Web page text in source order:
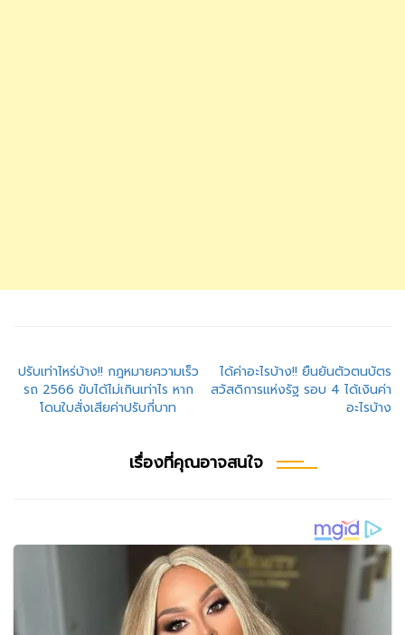
แนะแนว
เรื่อง
ปรับเท่าไหร่บ้าง!! กฎหมายความเร็ว
รถ 2566 ขับได้ไม่เกินเท่าไร หาก
โดนใบสั่งเสียค่าปรับกี่บาท
ได้ค่าอะไรบ้าง!! ยืนยันตัวตนบัตร
สวัสดิการแห่งรัฐ รอบ 4 ได้เงินค่า
อะไรบ้าง
เรื่องที่คุณอาจสนใจ